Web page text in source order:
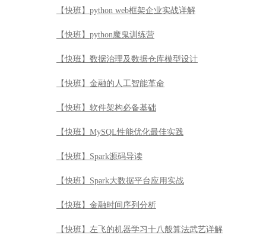
【快班】MySQL性能优化最佳实践
【快班】Spark源码导读
【快班】Spark大数据平台应用实战
【快班】金融时间序列分析
【快班】左飞的机器学习十八般算法武艺详解
【快班】计算机视觉与深度学习实战
【快班】Hadoop集群原理与运维实践
【快班】OpenCV计算机视觉产品实战
【快班】黄美灵的Spark ML机器学习实战
【快班】DevSecOps安全交付应用实战